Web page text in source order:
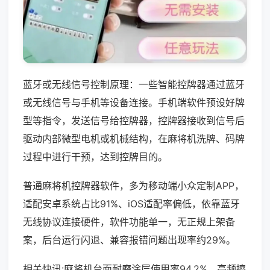
蓝牙或无线信号控制原理：一些智能控牌器通过蓝牙
或无线信号与手机等设备连接。手机端软件预设好牌
型等指令，发送信号给控牌器，控牌器接收到信号后
驱动内部微型电机或机械结构，在麻将机洗牌、码牌
过程中进行干预，达到控牌目的。
普通麻将机控牌器软件，多为移动端小众定制APP，
适配安卓系统占比91%、iOS适配率偏低，依靠蓝牙
无线协议连接硬件，软件功能单一，无正规上架备
案，后台运行闪退、兼容报错问题出现率约29%。